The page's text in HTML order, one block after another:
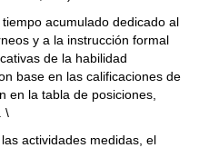
acumulado dedicado al
y a la instrucción formal
de la habilidad
base en las calificaciones de
en la tabla de posiciones,
\
actividades medidas, el